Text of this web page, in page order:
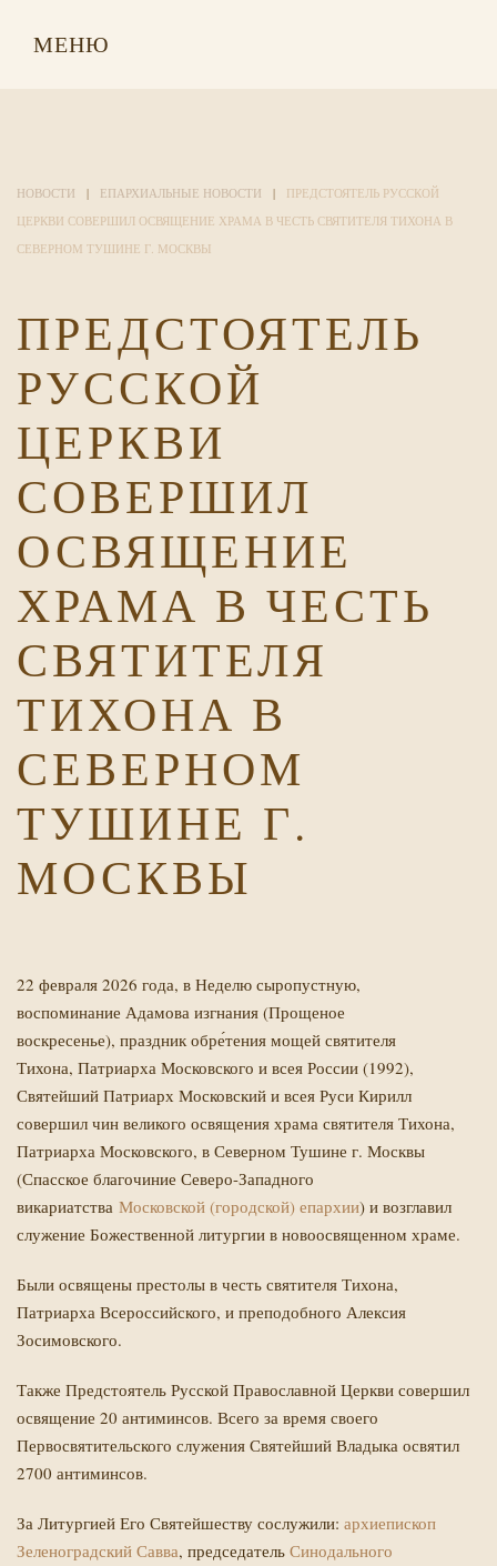
МЕНЮ
НОВОСТИ ЕПАРХИАЛЬНЫЕ НОВОСТИ
ПРЕДСТОЯТЕЛЬ РУССКОЙ
ЦЕРКВИ СОВЕРШИЛ ОСВЯЩЕНИЕ ХРАМА В ЧЕСТЬ СВЯТИТЕЛЯ ТИХОНА В
СЕВЕРНОМ ТУШИНЕ Г. МОСКВЫ
ПРЕДСТОЯТЕЛЬ
РУССКОЙ
ЦЕРКВИ
СОВЕРШИЛ
ОСВЯЩЕНИЕ
ХРАМА В ЧЕСТЬ
СВЯТИТЕЛЯ
ТИХОНА В
СЕВЕРНОМ
ТУШИНЕ Г.
МОСКВЫ
22 февраля 2026 года, в Неделю сыропустную,
воспоминание Адамова изгнания (Прощеное
воскресенье), праздник обре́тения мощей святителя
Тихона, Патриарха Московского и всея России (1992),
Святейший Патриарх Московский и всея Руси Кирилл
совершил чин великого освящения храма святителя Тихона,
Патриарха Московского, в Северном Тушине г. Москвы
(Спасское благочиние Северо-Западного
викариатства Московской (городской) епархии) и возглавил
служение Божественной литургии в новоосвященном храме.
Были освящены престолы в честь святителя Тихона,
Патриарха Всероссийского, и преподобного Алексия
Зосимовского.
Также Предстоятель Русской Православной Церкви совершил
освящение 20 антиминсов. Всего за время своего
Первосвятительского служения Святейший Владыка освятил
2700 антиминсов.
За Литургией Его Святейшеству сослужили: архиепископ
Зеленоградский Савва, председатель Синодального